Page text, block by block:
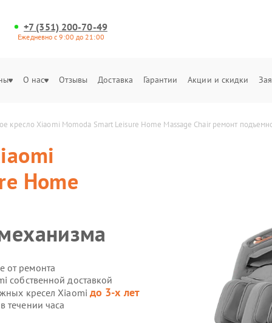
+7 (351) 200-70-49
Ежедневно с 9:00 до 21:00
О нас Отзывы Доставка Гарантии Акции и скидки
кресло Xiaomi Momoda Smart Leisure Home Massage Chair ремонт
Home
от ремонта
собственной доставкой
кресел Xiaomi до 3-х лет
течении часа